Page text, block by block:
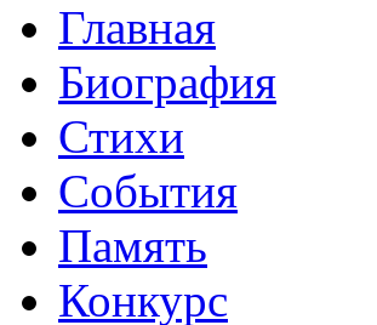
Главная
Биография
Стихи
События
Память
Конкурс